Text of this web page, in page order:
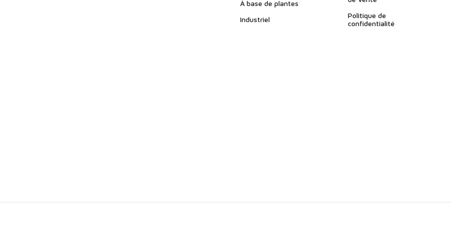
aux diabétiques ?
il traverse
2 kcal/g (la moitié
une réponse
très sûr et efficace
et cétogènes.
À base de plantes
Industriel
Politique de
confidentialité